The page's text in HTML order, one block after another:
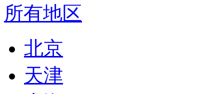
所有地区
北京
天津